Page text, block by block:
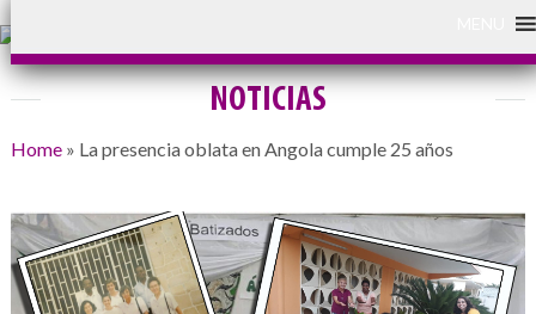
NOTICIAS
Home» La presencia oblata en Angola cumple 25 años